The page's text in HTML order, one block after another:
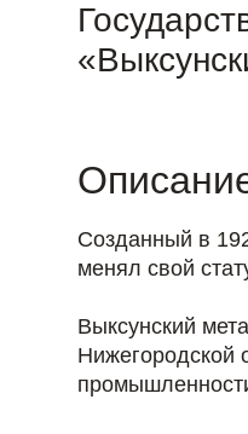
Созданный в
менял свой
Выксунский
Нижегородской